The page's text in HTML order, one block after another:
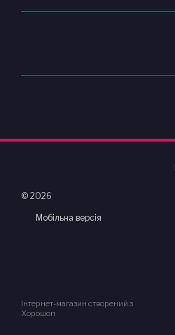
© 2026
Мобільна версія
Інтернет-магазин створений з
Хорошоп